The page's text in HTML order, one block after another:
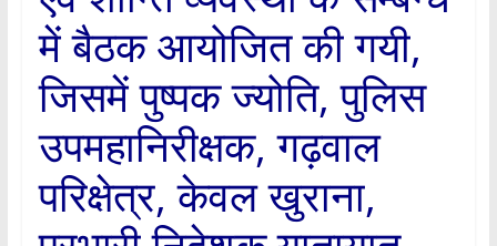
में बैठक आयोजित की गयी,
जिसमें पुष्पक ज्योति, पुलिस
उपमहानिरीक्षक, गढ़वाल
परिक्षेत्र, केवल खुराना,